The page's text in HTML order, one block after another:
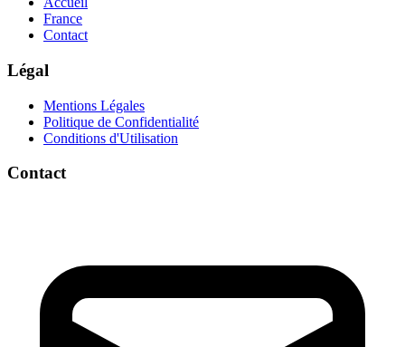
France
Contact
Légal
Mentions Légales
Politique de Confidentialité
Conditions d'Utilisation
Contact